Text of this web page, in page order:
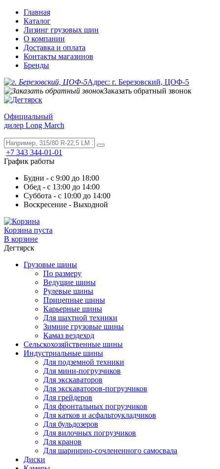
Главная
Каталог
Лизинг грузовых шин
О компании
Доставка и оплата
Контакты магазинов
Бренды
Адрес: г. Березовский, ЦОФ-5
Заказать обратный звонок
Официальный
дилер Long March
+7 343 344-01-01
График работы
Будни - с 9:00 до 18:00
Обед - с 13:00 до 14:00
Суббота - с 10:00 до 14:00
Воскресение - Выходной
Корзина пуста
В корзине
Дегтярск
Грузовые шины
По размеру
Ведущие шины
Рулевые шины
Прицепные шины
Карьерные шины
Для шахтной техники
Зимние грузовые шины
Камаз вездеход
Сельскохозяйственные шины
Индустриальные шины
Для подземной техники
Для мини-погрузчиков
Для экскаваторов
Для экскаваторов-погрузчиков
Для грейдеров
Для фронтальных погрузчиков
Для катков и асфальтоукладчиков
Для бульдозеров
Для вилочных погрузчиков
Для кранов
Для шарнирно-сочлененного самосвала
Диски